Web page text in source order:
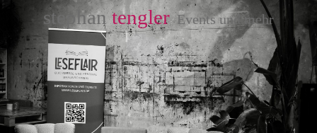
stephan tengler Events und mehr